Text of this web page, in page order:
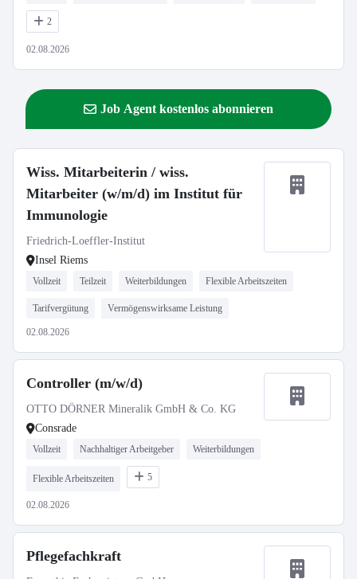
2
02.08.2026
Job Agent kostenlos abonnieren
Wiss. Mitarbeiterin / wiss.
Mitarbeiter (w/m/d) im Institut für
Immunologie
Friedrich-Loeffler-Institut
Insel Riems
Vollzeit Teilzeit Weiterbildungen Flexible Arbeitszeiten
Tarifvergütung Vermögenswirksame Leistung
02.08.2026
Controller (m/w/d)
OTTO DÖRNER Mineralik GmbH & Co. KG
Consrade
Vollzeit Nachhaltiger Arbeitgeber Weiterbildungen
Flexible Arbeitszeiten 5
02.08.2026
Pflegefachkraft